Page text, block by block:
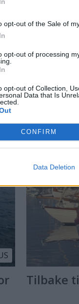
opt-out of the Sale of
opt-out of processing
opt-out of Collection,
Data that Is
CONFIRM
Data Deletion
Alle i Norge
bak filmen
Tilbake